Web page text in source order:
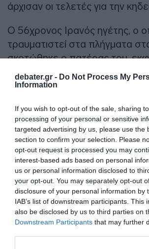
debater.gr - Do Not Process My
Information
If you wish to opt-out of the sale, sharing
processing of your personal or sensitive
targeted advertising by us, please use the
section to confirm your selection. Please
opt-out request is processed you may
interest-based ads based on personal
us or personal information disclosed to
your opt-out. You may separately opt-out
disclosure of your personal information by
IAB’s list of downstream participants. This
also be disclosed by us to third parties on
Downstream Participants that may further
άρχισαν οι τελετές για την
Ο 56χρονος Ιρανός ηγέτης, ο
τραυματιστεί στα πλήγματα
σκοτώθηκε ο πατέρας του,
ανακοινώσεων που
Οι επικήδειες τελετές για τον